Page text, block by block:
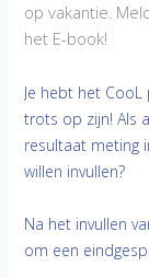
op vakantie.
het E-book!
Je hebt het
trots op zijn! Als
resultaat meting
willen invullen?
Na het invullen
om een